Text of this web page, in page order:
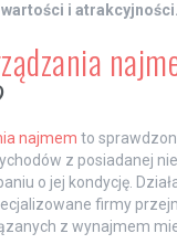
i atrakcyjności.
najmem to
z posiadanej
o jej kondycję.
firmy
z wynajmem